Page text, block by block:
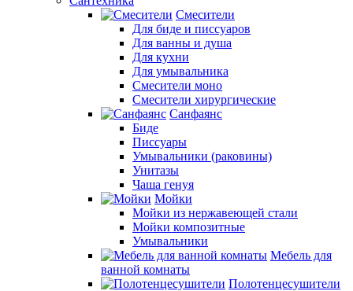
Смесители
Для биде и писсуаров
Для ванны и душа
Для кухни
Для умывальника
Смесители моно
Смесители хирургические
Санфаянс
Биде
Писсуары
Умывальники (раковины)
Унитазы
Чаша генуя
Мойки
Мойки из нержавеющей стали
Мойки композитные
Умывальники
Мебель для
ванной комнаты
Полотенцесушители